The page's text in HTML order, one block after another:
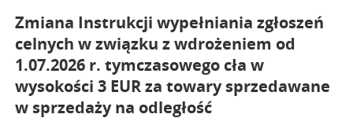
Zmiana Instrukcji wypełniania zgłoszeń
celnych w związku z wdrożeniem od
1.07.2026 r. tymczasowego cła w
wysokości 3 EUR za towary sprzedawane
w sprzedaży na odległość